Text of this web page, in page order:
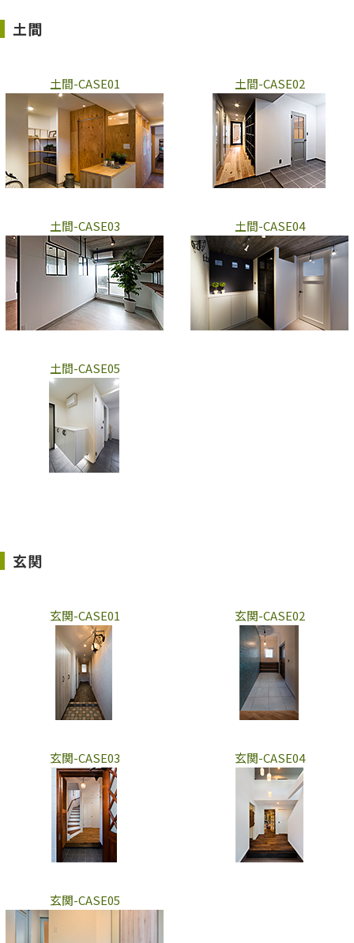
土間
土間-CASE01 土間-CASE02
土間-CASE03 土間-CASE04
土間-CASE05
玄関
玄関-CASE01 玄関-CASE02
玄関-CASE03 玄関-CASE04
玄関-CASE05